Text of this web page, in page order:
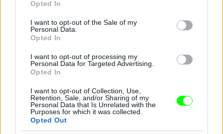
use your data for below specified purposes in below Google
consent section.
Opted In
I want to opt-out of the Sale of my
Personal Data.
Opted In
I want to opt-out of processing my
Personal Data for Targeted Advertising.
Opted In
I want to opt-out of Collection, Use,
Retention, Sale, and/or Sharing of my
Personal Data that Is Unrelated with the
Purposes for which it was collected.
Opted Out